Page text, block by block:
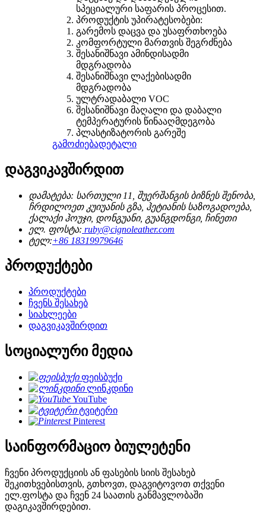
სპეციალური საფარის პროცესით.
პროდუქტის უპირატესობები:
გარემოს დაცვა და უსაფრთხოება
კომფორტული მართვის შეგრძნება
შესანიშნავი ამინდისადმი
მდგრადობა
შესანიშნავი ლაქებისადმი
მდგრადობა
ულტრადაბალი VOC
შესანიშნავი მაღალი და დაბალი
ტემპერატურის წინააღმდეგობა
პლასტიზატორის გარეშე
გამოძიებადეტალი
დაგვიკავშირდით
დამატება: სართული 11, შუერშანგის ბიზნეს შენობა,
ჩრდილოეთ კუიუანის გზა, ჰეტიანის საზოგადოება,
ქალაქი ჰოუჯი, დონგუანი, გუანგდონგი, ჩინეთი
ელ. ფოსტა: ruby@cignoleather.com
ტელ:+86 18319979646
პროდუქტები
პროდუქტები
ჩვენს შესახებ
სიახლეები
დაგვიკავშირდით
სოციალური მედია
ფეისბუქი
ლინკდინი
YouTube
ტვიტერი
Pinterest
საინფორმაციო ბიულეტენი
ჩვენი პროდუქციის ან ფასების სიის შესახებ
შეკითხვებისთვის, გთხოვთ, დაგვიტოვოთ თქვენი
ელ.ფოსტა და ჩვენ 24 საათის განმავლობაში
დაგიკავშირდებით.